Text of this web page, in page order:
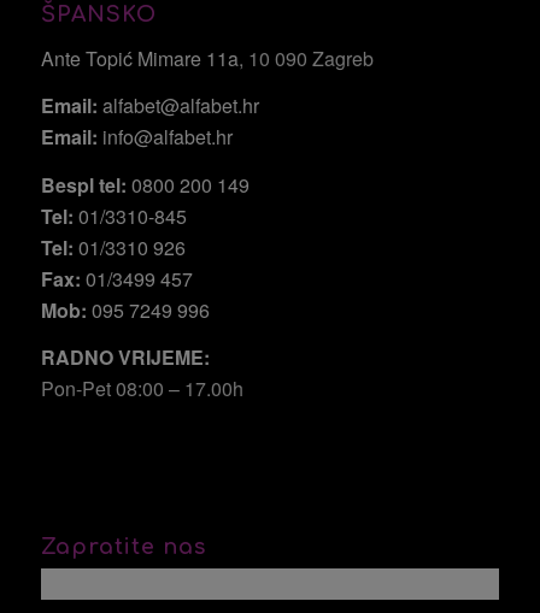
ŠPANSKO
Ante Topić Mimare 11a, 10 090 Zagreb
Email: alfabet@alfabet.hr
Email: info@alfabet.hr
Bespl tel: 0800 200 149
Tel: 01/3310-845
Tel: 01/3310 926
Fax: 01/3499 457
Mob: 095 7249 996
RADNO VRIJEME:
Pon-Pet 08:00 – 17.00h
Zapratite nas